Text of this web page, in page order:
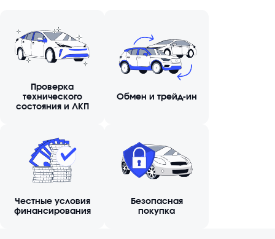
Проверка
технического
состояния и ЛКП
Обмен и трейд-ин
Честные условия
финансирования
Безопасная
покупка